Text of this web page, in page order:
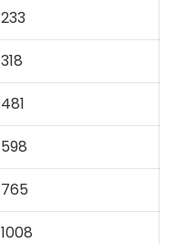
233
318
481
598
765
1008